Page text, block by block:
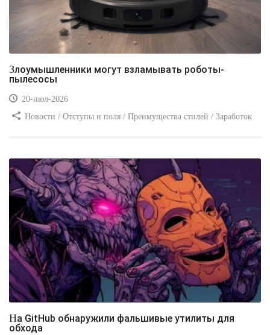
Злоумышленники могут взламывать роботы-
пылесосы
20-июл-2026
Новости / Отступы и поля / Преимущества стилей / Заработок
На GitHub обнаружили фальшивые утилиты для
обхода